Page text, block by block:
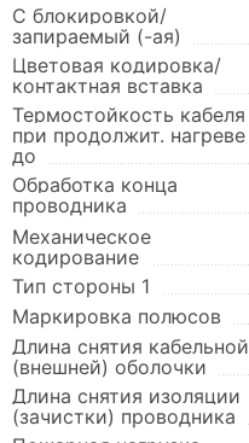
С блокировкой/
запираемый (-ая)
Цветовая кодировка/
контактная вставка
Термостойкость кабеля
при продолжит. нагреве
до
Обработка конца
проводника
Механическое
кодирование
Тип стороны 1
Маркировка полюсов
Длина снятия кабельной
(внешней) оболочки
Длина снятия изоляции
(зачистки) проводника